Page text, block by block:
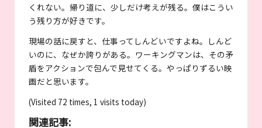
くれない。帰り道に、少しだけ考えが残る。僕はこうい
う残り方が好きです。
現場の話に戻すと、仕事ってしんどいですよね。しんど
いのに、なぜか誇りがある。ワーキングマンは、その矛
盾をアクションで包んで見せてくる。やっぱりずるい映
画だと思います。
(Visited 72 times, 1 visits today)
関連記事: